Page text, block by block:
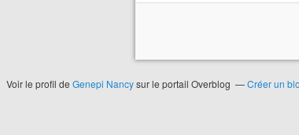
Voir le profil de Genepi Nancysur le portail Overblog Créer un